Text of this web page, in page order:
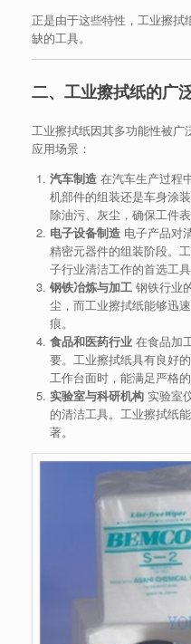
正是由于这些特性，工业擦
缺的工具。
二、工业擦拭纸的广
工业擦拭纸因其多功能性被广
应用场景：
汽车制造在汽车生产过程
机部件的组装还是车身涂
除油污、灰尘，确保工件表
电子设备制造电子产品对
精密元器件的组装阶段。
子行业清洁工作的首选工具
钢铁冶炼与加工钢铁行业
尘，而工业擦拭纸能够迅
痕。
食品和医药行业在食品加
要。工业擦拭纸具有良好
工作台面时，能满足严格的
实验室与科研机构实验室
的清洁工具。工业擦拭纸
著。